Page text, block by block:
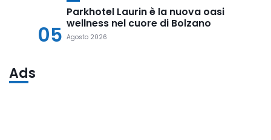
05
Parkhotel Laurin è la nuova oasi
wellness nel cuore di Bolzano
Agosto 2026
Ads